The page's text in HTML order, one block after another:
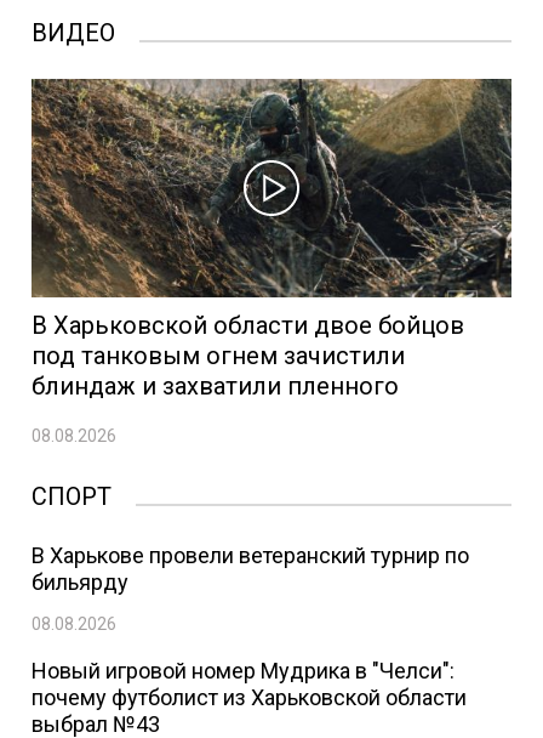
ВИДЕО
В Харьковской области двое бойцов
под танковым огнем зачистили
блиндаж и захватили пленного
08.08.2026
СПОРТ
В Харькове провели ветеранский турнир по
бильярду
08.08.2026
Новый игровой номер Мудрика в "Челси":
почему футболист из Харьковской области
выбрал №43